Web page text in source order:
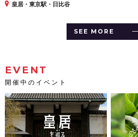
皇居・東京駅・日比谷
SEE MORE
EVENT
開催中のイベント